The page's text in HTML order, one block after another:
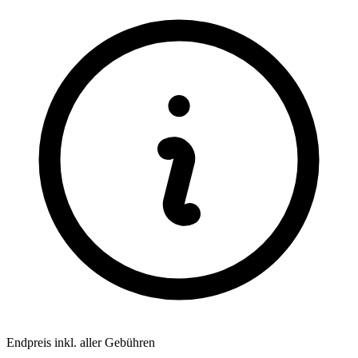
Endpreis inkl. aller Gebühren